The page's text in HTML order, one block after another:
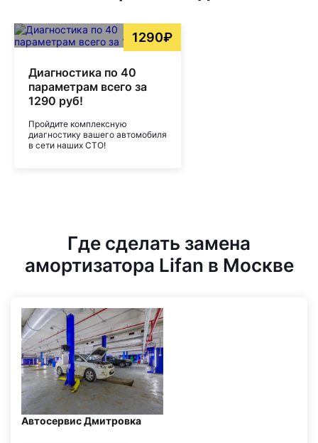
1290₽
Диагностика по 40
параметрам всего за
1290 руб!
Пройдите комплексную
диагностику вашего автомобиля
в сети наших СТО!
Где сделать замена
амортизатора Lifan в Москве
Автосервис Дмитровка